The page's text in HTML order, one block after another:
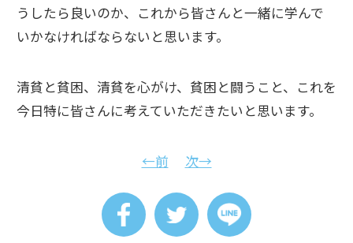
うしたら良いのか、これから皆さんと一緒に学んで
いかなければならないと思います。
清貧と貧困、清貧を心がけ、貧困と闘うこと、これを
今日特に皆さんに考えていただきたいと思います。
←前 次→